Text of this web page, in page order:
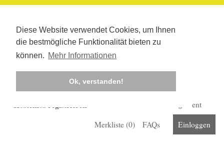
Diese Website verwendet Cookies, um Ihnen
die bestmögliche Funktionalität bieten zu
können. Mehr Informationen
Ok, verstanden!
Kostenlos registrieren
Corona-Management
Merkliste (0) FAQs Einloggen